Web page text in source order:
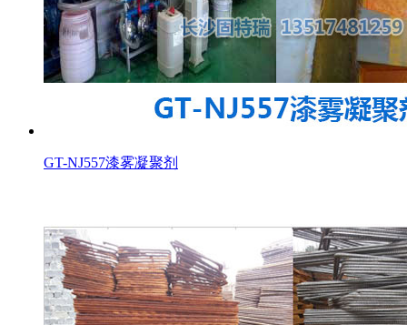
GT-NJ557漆雾凝聚剂